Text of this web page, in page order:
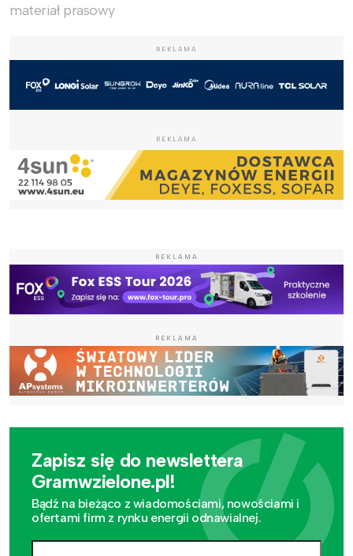
materiał prasowy
REKLAMA
REKLAMA
REKLAMA
REKLAMA
Zapisz się do newslettera
Gramwzielone.pl!
Bądź na bieżąco z wiadomościami, nowościami i
ofertami firm z rynku energii odnawialnej.